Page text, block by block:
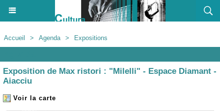
Accueil > Agenda > Expositions
Exposition de Max ristori : "Milelli" - Espace Diamant -
Aiacciu
Voir la carte